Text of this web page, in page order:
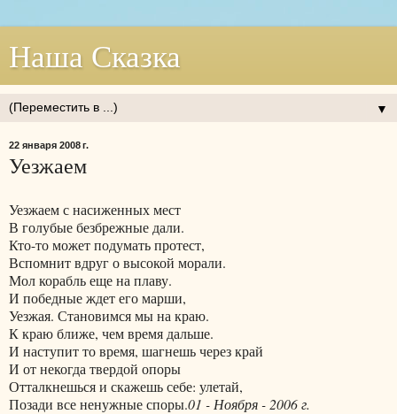
Наша Сказка
▼
22 января 2008 г.
Уезжаем
Уезжаем с насиженных мест
В голубые безбрежные дали.
Кто-то может подумать протест,
Вспомнит вдруг о высокой морали.
Мол корабль еще на плаву.
И победные ждет его марши,
Уезжая. Становимся мы на краю.
К краю ближе, чем время дальше.
И наступит то время, шагнешь через край
И от некогда твердой опоры
Отталкнешься и скажешь себе: улетай,
Позади все ненужные споры.01 - Ноября - 2006 г.